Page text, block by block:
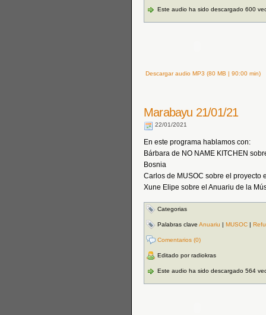
Este audio ha sido descargado 600
Descargar audio MP3 (80 MB | 90:00 min)
Marabayu 21/01/21
22/01/2021
En este programa hablamos con:
Bárbara de NO NAME KITCHEN
Bosnia
Carlos de MUSOC sobre el proyecto
Xune Elipe sobre el Anuariu de la
Categorias
Palabras clave Anuariu | MUSOC |
Comentarios (0)
Editado por radiokras
Este audio ha sido descargado 564